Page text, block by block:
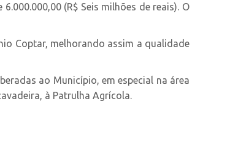
(R$ Seis milhões de reais). O
Coptar, melhorando assim a qualidade
ao Município, em especial na área
à Patrulha Agrícola.